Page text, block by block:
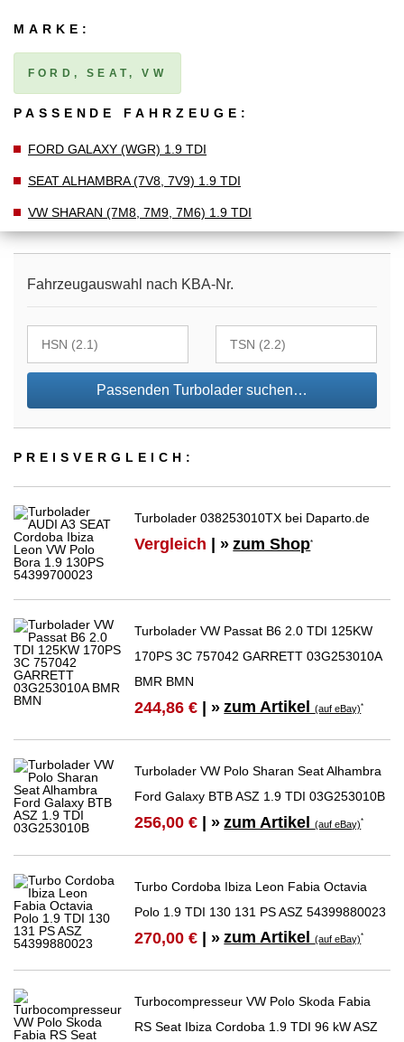
MARKE:
FORD, SEAT, VW
PASSENDE FAHRZEUGE:
FORD GALAXY (WGR) 1.9 TDI
SEAT ALHAMBRA (7V8, 7V9) 1.9 TDI
VW SHARAN (7M8, 7M9, 7M6) 1.9 TDI
Fahrzeugauswahl nach KBA-Nr.
Passenden Turbolader suchen…
PREIS­VER­GLEICH:
Turbolader 038253010TX bei Daparto.de
Vergleich | » zum Shop*
Turbolader VW Passat B6 2.0 TDI 125KW
170PS 3C 757042 GARRETT 03G253010A
BMR BMN
244,86 € | » zum Artikel(auf eBay)*
Turbolader VW Polo Sharan Seat Alhambra
Ford Galaxy BTB ASZ 1.9 TDI 03G253010B
256,00 € | » zum Artikel(auf eBay)*
Turbo Cordoba Ibiza Leon Fabia Octavia
Polo 1.9 TDI 130 131 PS ASZ 54399880023
270,00 € | » zum Artikel(auf eBay)*
Turbocompresseur VW Polo Skoda Fabia
RS Seat Ibiza Cordoba 1.9 TDI 96 kW ASZ